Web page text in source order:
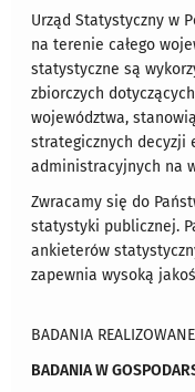
Urząd Statystyczny w
na terenie całego
statystyczne są
zbiorczych
województwa,
strategicznych decyzji
administracyjnych na
Zwracamy się do
statystyki publicznej.
ankieterów
zapewnia wysoką
BADANIA
BADANIA W